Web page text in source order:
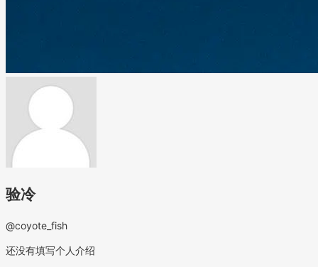
验冷
@coyote_fish
还没有填写个人介绍